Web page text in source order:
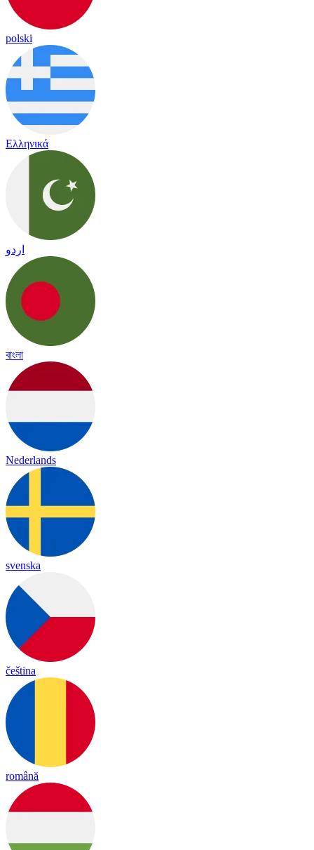
polski
Ελληνικά
اردو
বাংলা
Nederlands
svenska
čeština
română